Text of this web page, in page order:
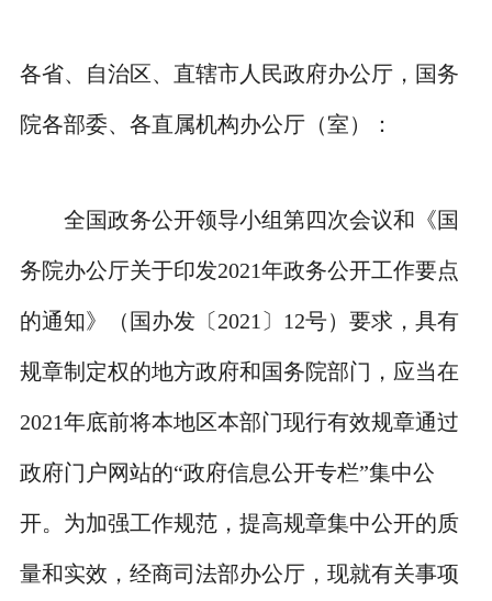
各省、自治区、直辖市人民政府办公厅，国务
院各部委、各直属机构办公厅（室）：
全国政务公开领导小组第四次会议和《国
务院办公厅关于印发2021年政务公开工作要点
的通知》（国办发〔2021〕12号）要求，具有
规章制定权的地方政府和国务院部门，应当在
2021年底前将本地区本部门现行有效规章通过
政府门户网站的“政府信息公开专栏”集中公
开。为加强工作规范，提高规章集中公开的质
量和实效，经商司法部办公厅，现就有关事项